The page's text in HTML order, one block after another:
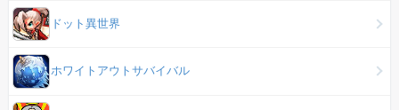
ドット異世界
ホワイトアウトサバイバル